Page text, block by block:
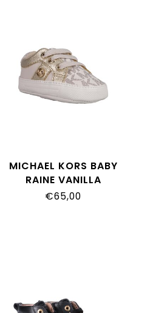
MICHAEL KORS BABY
RAINE VANILLA
MONOGRAM/VANILLA
€65,00